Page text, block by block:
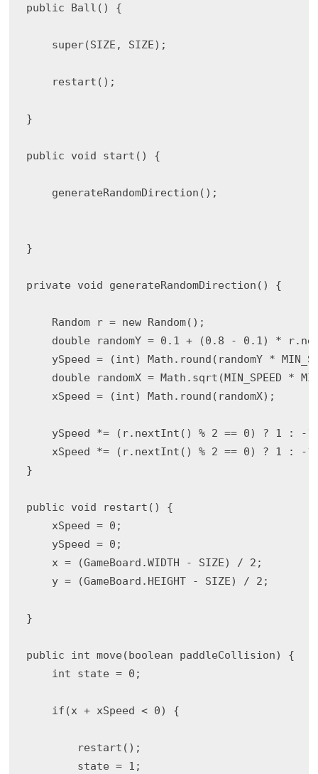
public Ball() {
    super(SIZE, SIZE);
    restart();
}
public void start() {
    generateRandomDirection();
}
private void generateRandomDirection() {
    Random r = new Random();
double randomY = 0.1 + (0.8 - 0.1) *
ySpeed = (int) Math.round(randomY *
double randomX = Math.sqrt(MIN_SPEED *
    xSpeed = (int) Math.round(randomX);
ySpeed *= (r.nextInt() % 2 == 0) ? 1 : -
xSpeed *= (r.nextInt() % 2 == 0) ? 1 : -
}
public void restart() {
    xSpeed = 0;
    ySpeed = 0;
    x = (GameBoard.WIDTH - SIZE) / 2;
    y = (GameBoard.HEIGHT - SIZE) / 2;
}
public int move(boolean paddleCollision) {
    int state = 0;
    if(x + xSpeed < 0) {
        restart();
        state = 1;